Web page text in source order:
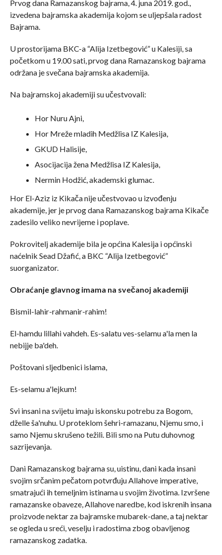
Prvog dana Ramazanskog bajrama, 4. juna 2019. god.,
izvedena bajramska akademija kojom se uljepšala radost
Bajrama.
U prostorijama BKC-a “Alija Izetbegović” u Kalesiji, sa
početkom u 19.00 sati, prvog dana Ramazanskog bajrama
održana je svečana bajramska akademija.
Na bajramskoj akademiji su učestvovali:
Hor Nuru Ajni,
Hor Mreže mladih Medžlisa IZ Kalesija,
GKUD Halisije,
Asocijacija žena Medžlisa IZ Kalesija,
Nermin Hodžić, akademski glumac.
Hor El-Aziz iz Kikača nije učestvovao u izvođenju
akademije, jer je prvog dana Ramazanskog bajrama Kikače
zadesilo veliko nevrijeme i poplave.
Pokrovitelj akademije bila je općina Kalesija i općinski
naćelnik Sead Džafić, a BKC “Alija Izetbegović”
suorganizator.
Obraćanje glavnog imama na svečanoj akademiji
Bismil-lahir-rahmanir-rahim!
El-hamdu lillahi vahdeh. Es-salatu ves-selamu a'la men la
nebijje ba'deh.
Poštovani sljedbenici islama,
Es-selamu a'lejkum!
Svi insani na svijetu imaju iskonsku potrebu za Bogom,
dželle ša'nuhu. U proteklom šehri-ramazanu, Njemu smo, i
samo Njemu skrušeno težili. Bili smo na Putu duhovnog
sazrijevanja.
Dani Ramazanskog bajrama su, uistinu, dani kada insani
svojim srčanim pečatom potvrđuju Allahove imperative,
smatrajući ih temeljnim istinama u svojim životima. Izvršene
ramazanske obaveze, Allahove naredbe, kod iskrenih insana
proizvode nektar za bajramske mubarek-dane, a taj nektar
se ogleda u sreći, veselju i radostima zbog obavljenog
ramazanskog zadatka.